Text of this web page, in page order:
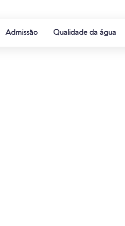
Admissão Qualidade da água